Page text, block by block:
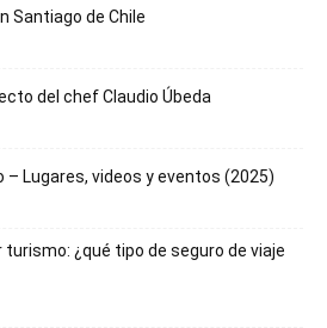
Santiago de Chile
del chef Claudio Úbeda
– Lugares, videos y eventos (2025)
turismo: ¿qué tipo de seguro de viaje